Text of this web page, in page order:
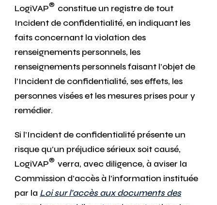
LogiVAP® constitue un registre de tout
Incident de confidentialité, en indiquant les
faits concernant la violation des
renseignements personnels, les
renseignements personnels faisant l’objet de
l’Incident de confidentialité, ses effets, les
personnes visées et les mesures prises pour y
remédier.
Si l’Incident de confidentialité présente un
risque qu’un préjudice sérieux soit causé,
LogiVAP® verra, avec diligence, à aviser la
Commission d’accès à l’information instituée
par la Loi sur l’accès aux documents des